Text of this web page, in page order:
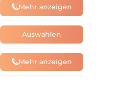
Mehr anzeigen
Auswählen
Mehr anzeigen